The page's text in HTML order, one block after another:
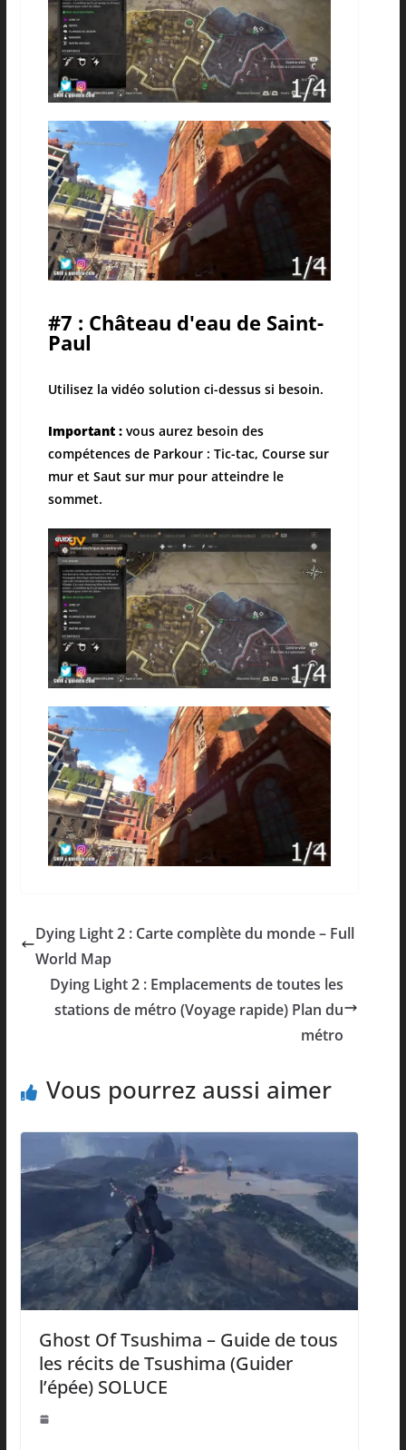
#7 : Château d'eau de Saint-
Paul
Utilisez la vidéo solution ci-dessus si besoin.
Important :vous aurez besoin des
compétences de Parkour : Tic-tac, Course sur
mur et Saut sur mur pour atteindre le
sommet.
Dying Light 2 : Carte complète du monde – Full
World Map
Dying Light 2 : Emplacements de toutes les
stations de métro (Voyage rapide) Plan du
métro
Vous pourrez aussi aimer
Ghost Of Tsushima – Guide de tous
les récits de Tsushima (Guider
l’épée) SOLUCE